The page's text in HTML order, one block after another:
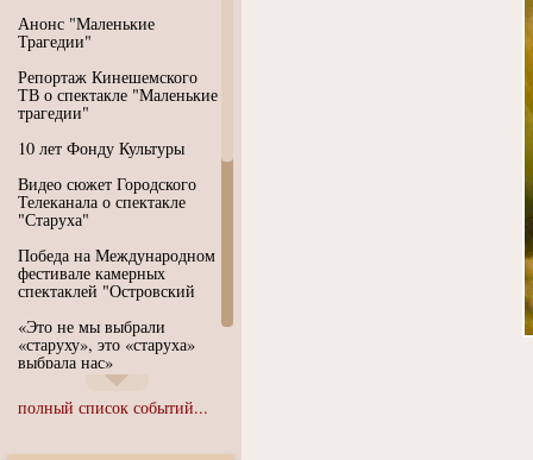
Анонс "Маленькие
Трагедии"
Репортаж Кинешемского
ТВ о спектакле "Маленькие
трагедии"
10 лет Фонду Культуры
Видео сюжет Городского
Телеканала о спектакле
"Старуха"
Победа на Международном
фестивале камерных
спектаклей "Островский
«Это не мы выбрали
«старуху», это «старуха»
выбрала нас»
Иммерсивный спектакль
"Язык чистого полета
полный список событий...